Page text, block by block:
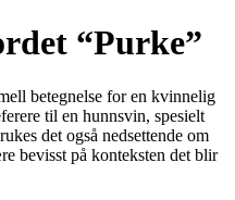
“Purke”
betegnelse for en kvinnelig
til en hunnsvin, spesielt
det også nedsettende om
bevisst på konteksten det blir